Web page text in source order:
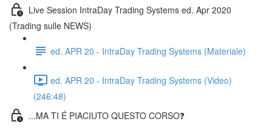
Live Session IntraDay Trading Systems ed. Apr 2020
(Trading sulle NEWS)
ed. APR 20 - IntraDay Trading Systems (Materiale)
ed. APR 20 - IntraDay Trading Systems (Video)
(246:48)
...MA TI É PIACIUTO QUESTO CORSO❓